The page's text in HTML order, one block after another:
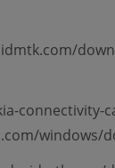
connectivity-
windows/